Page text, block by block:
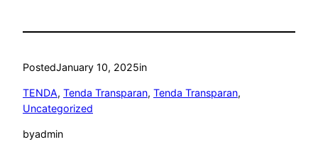
PostedJanuary 10, 2025in
TENDA, Tenda Transparan, Tenda Transparan
Uncategorized
byadmin